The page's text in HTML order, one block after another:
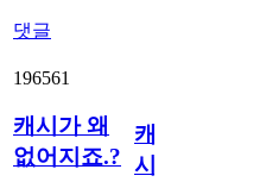
댓글
196561
캐시가 왜
없어지죠.?
캐
시